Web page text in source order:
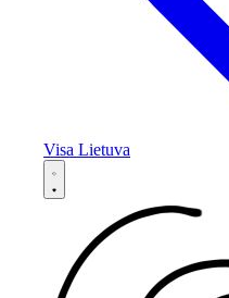
Visa Lietuva